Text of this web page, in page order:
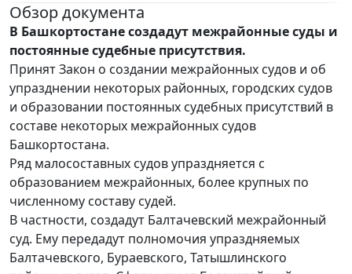
Обзор документа
В Башкортостане создадут межрайонные суды и
постоянные судебные присутствия.
Принят Закон о создании межрайонных судов и об
упразднении некоторых районных, городских судов
и образовании постоянных судебных присутствий в
составе некоторых межрайонных судов
Башкортостана.
Ряд малосоставных судов упраздняется с
образованием межрайонных, более крупных по
численному составу судей.
В частности, создадут Балтачевский межрайонный
суд. Ему передадут полномочия упраздняемых
Балтачевского, Бураевского, Татышлинского